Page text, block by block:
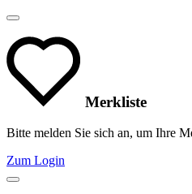
Merkliste
Bitte melden Sie sich an, um Ihre
Zum Login